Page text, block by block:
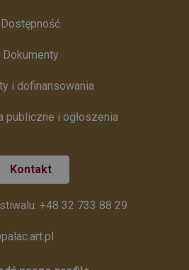
Dostępność
Dokumenty
i dofinansowania
publiczne i ogłoszenia
Kontakt
+48 32 733 88 29